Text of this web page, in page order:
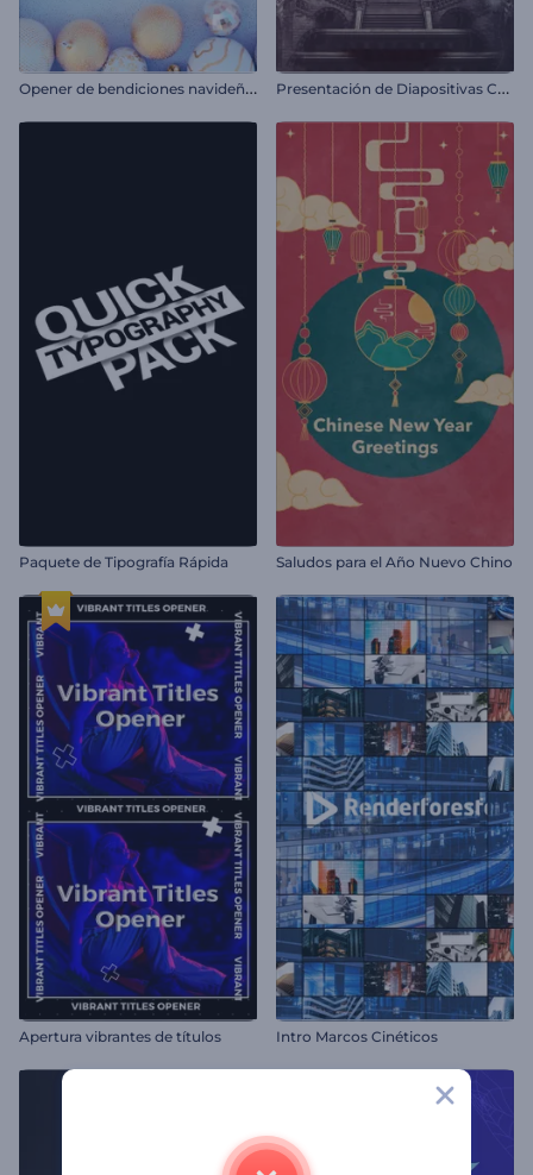
O
pener de bendiciones navideñas P
resentación de Diapositivas Crónicas Vintage
Paquete de Tipografía Rápida Saludos para el Año Nuevo Chino
Apertura vibrantes de títulos Intro Marcos Cinéticos